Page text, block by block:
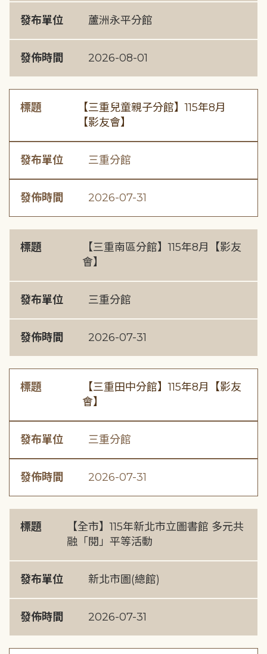
發布單位 蘆洲永平分館
發佈時間 2026-08-01
標題
【三重兒童親子分館】115年8月
【影友會】
發布單位 三重分館
發佈時間 2026-07-31
標題
【三重南區分館】115年8月【影友
會】
發布單位 三重分館
發佈時間 2026-07-31
標題
【三重田中分館】115年8月【影友
會】
發布單位 三重分館
發佈時間 2026-07-31
標題
【全市】115年新北市立圖書館 多元共
融「閱」平等活動
發布單位 新北市圖(總館)
發佈時間 2026-07-31